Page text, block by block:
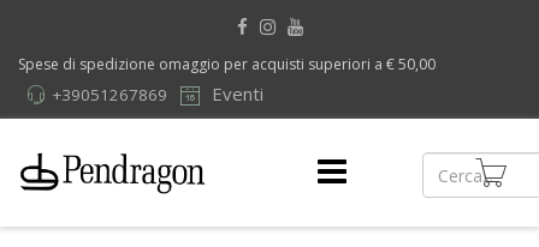
Spese di spedizione omaggio per acquisti superiori a € 50,00
Eventi
+39051267869